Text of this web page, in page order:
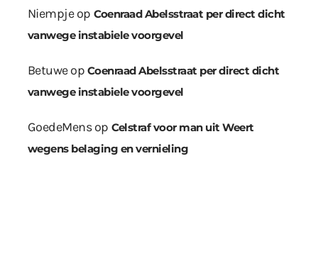
Niempjeop Coenraad Abelsstraat per direct dicht
vanwege instabiele voorgevel
Betuweop Coenraad Abelsstraat per direct dicht
vanwege instabiele voorgevel
GoedeMensop Celstraf voor man uit Weert
wegens belaging en vernieling